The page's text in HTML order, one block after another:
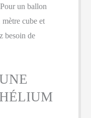
un ballon
mètre cube et
besoin de